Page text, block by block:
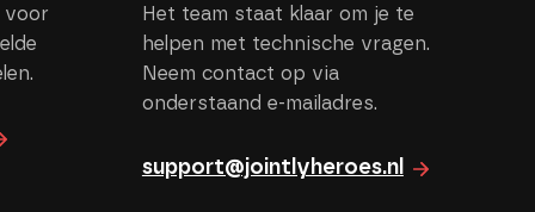
voor
Het team staat klaar om je te
helpen met technische vragen.
Neem contact op via
onderstaand e-mailadres.
support@jointlyheroes.nl